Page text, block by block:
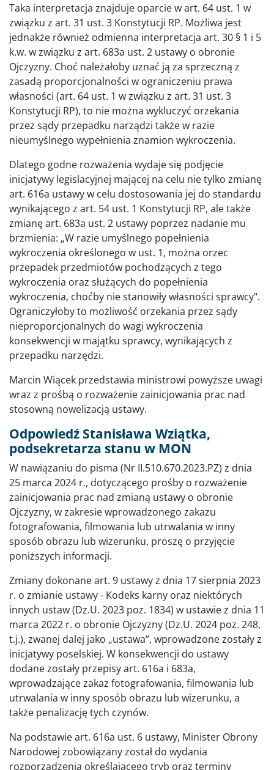
Taka interpretacja znajduje oparcie w art. 64 ust. 1 w
związku z art. 31 ust. 3 Konstytucji RP. Możliwa jest
jednakże również odmienna interpretacja art. 30 § 1 i 5
k.w. w związku z art. 683a ust. 2 ustawy o obronie
Ojczyzny. Choć należałoby uznać ją za sprzeczną z
zasadą proporcjonalności w ograniczeniu prawa
własności (art. 64 ust. 1 w związku z art. 31 ust. 3
Konstytucji RP), to nie można wykluczyć orzekania
przez sądy przepadku narządzi także w razie
nieumyślnego wypełnienia znamion wykroczenia.
Dlatego godne rozważenia wydaje się podjęcie
inicjatywy legislacyjnej mającej na celu nie tylko zmianę
art. 616a ustawy w celu dostosowania jej do standardu
wynikającego z art. 54 ust. 1 Konstytucji RP, ale także
zmianę art. 683a ust. 2 ustawy poprzez nadanie mu
brzmienia: „W razie umyślnego popełnienia
wykroczenia określonego w ust. 1, można orzec
przepadek przedmiotów pochodzących z tego
wykroczenia oraz służących do popełnienia
wykroczenia, choćby nie stanowiły własności sprawcy".
Ograniczyłoby to możliwość orzekania przez sądy
nieproporcjonalnych do wagi wykroczenia
konsekwencji w majątku sprawcy, wynikających z
przepadku narzędzi.
Marcin Wiącek przedstawia ministrowi powyższe uwagi
wraz z prośbą o rozważenie zainicjowania prac nad
stosowną nowelizacją ustawy.
Odpowiedź Stanisława Wziątka,
podsekretarza stanu w MON
W nawiązaniu do pisma (Nr II.510.670.2023.PZ) z dnia
25 marca 2024 r., dotyczącego prośby o rozważenie
zainicjowania prac nad zmianą ustawy o obronie
Ojczyzny, w zakresie wprowadzonego zakazu
fotografowania, filmowania lub utrwalania w inny
sposób obrazu lub wizerunku, proszę o przyjęcie
poniższych informacji.
Zmiany dokonane art. 9 ustawy z dnia 17 sierpnia 2023
r. o zmianie ustawy - Kodeks karny oraz niektórych
innych ustaw (Dz.U. 2023 poz. 1834) w ustawie z dnia 11
marca 2022 r. o obronie Ojczyzny (Dz.U. 2024 poz. 248,
t.j.), zwanej dalej jako „ustawa”, wprowadzone zostały z
inicjatywy poselskiej. W konsekwencji do ustawy
dodane zostały przepisy art. 616a i 683a,
wprowadzające zakaz fotografowania, filmowania lub
utrwalania w inny sposób obrazu lub wizerunku, a
także penalizację tych czynów.
Na podstawie art. 616a ust. 6 ustawy, Minister Obrony
Narodowej zobowiązany został do wydania
rozporządzenia określającego tryb oraz terminy